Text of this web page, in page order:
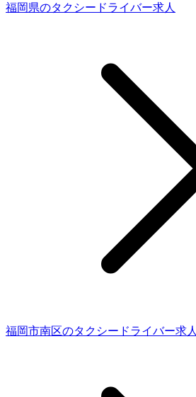
福岡県のタクシードライバー求人
福岡市南区のタクシードライバー求人